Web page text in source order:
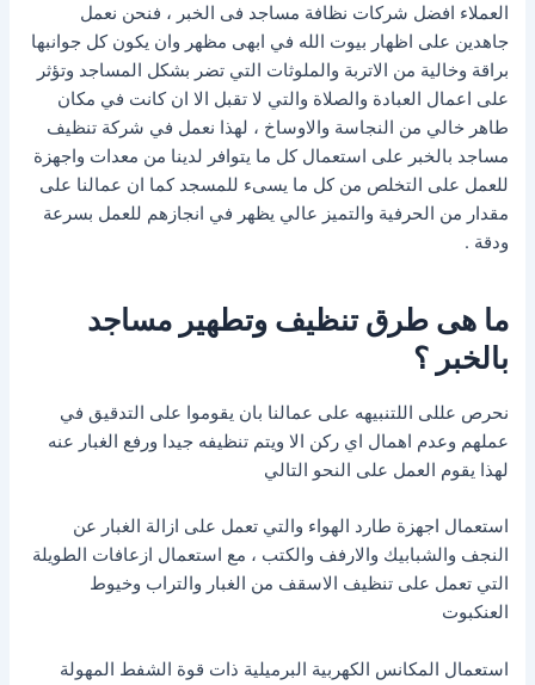
العملاء افضل شركات نظافة مساجد فى الخبر ، فنحن نعمل
جاهدين على اظهار بيوت الله في ابهى مظهر وان يكون كل جوانبها
براقة وخالية من الاتربة والملوثات التي تضر بشكل المساجد وتؤثر
على اعمال العبادة والصلاة والتي لا تقبل الا ان كانت في مكان
طاهر خالي من النجاسة والاوساخ ، لهذا نعمل في شركة تنظيف
مساجد بالخبر على استعمال كل ما يتوافر لدينا من معدات واجهزة
للعمل على التخلص من كل ما يسىء للمسجد كما ان عمالنا على
مقدار من الحرفية والتميز عالي يظهر في انجازهم للعمل بسرعة
ودقة .
ما هى طرق تنظيف وتطهير مساجد
بالخبر ؟
نحرص عللى اللتنبيهه على عمالنا بان يقوموا على التدقيق في
عملهم وعدم اهمال اي ركن الا ويتم تنظيفه جيدا ورفع الغبار عنه
لهذا يقوم العمل على النحو التالي
استعمال اجهزة طارد الهواء والتي تعمل على ازالة الغبار عن
النجف والشبابيك والارفف والكتب ، مع استعمال ازعافات الطويلة
التي تعمل على تنظيف الاسقف من الغبار والتراب وخيوط
العنكبوت
استعمال المكانس الكهربية البرميلية ذات قوة الشفط المهولة